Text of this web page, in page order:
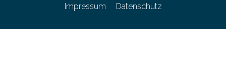
Impressum Datenschutz